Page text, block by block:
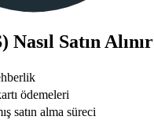
Nasıl Satın Alınır
ödemeleri
satın alma süreci